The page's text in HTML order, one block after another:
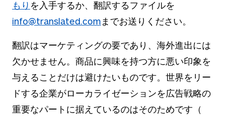
もり を入手するか、翻訳するファイルを
info@translated.com までお送りください。
翻訳はマーケティングの要であり、海外進出には
欠かせません。商品に興味を持つ方に悪い印象を
与えることだけは避けたいものです。世界をリー
ドする企業がローカライゼーションを広告戦略の
重要なパートに据えているのはそのためです（